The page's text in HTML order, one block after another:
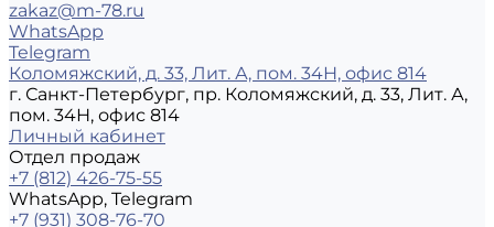
zakaz@m-78.ru
WhatsApp
Telegram
Коломяжский, д. 33, Лит. А, пом. 34Н, офис 814
г. Санкт-Петербург, пр. Коломяжский, д. 33, Лит. А,
пом. 34Н, офис 814
Личный кабинет
Отдел продаж
+7 (812) 426-75-55
WhatsApp, Telegram
+7 (931) 308-76-70